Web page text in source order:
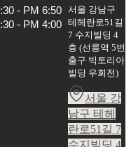
- PM 6:50
- PM 4:00
서울 강남구
테헤란로51길
7 수지빌딩 4
층 (선릉역 5번
출구 빅토리아
빌딩 우회전)
서울 강
남구 테헤
란로51길 7